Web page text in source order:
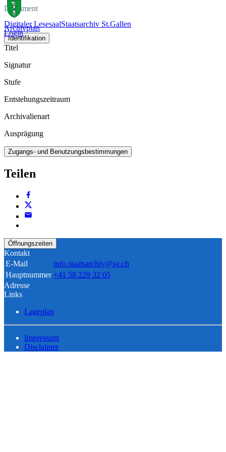
Digitaler LesesaalStaatsarchiv St.Gallen
Login
Dokument
Archivplan
Identifikation
Titel
Signatur
Stufe
Entstehungszeitraum
Archivalienart
Ausprägung
Zugangs- und Benutzungsbestimmungen
Teilen
Öffnungszeiten
Kontakt
E-Mail
info.staatsarchiv@sg.ch
Hauptnummer +41 58 229 32 05
Adresse
Links
Lageplan
Impressum
Disclaimer